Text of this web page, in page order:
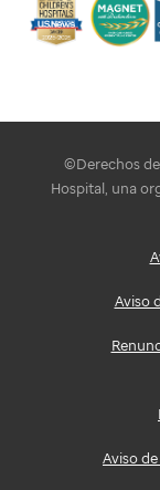
©Derechos
Hospital, una
Aviso
Aviso